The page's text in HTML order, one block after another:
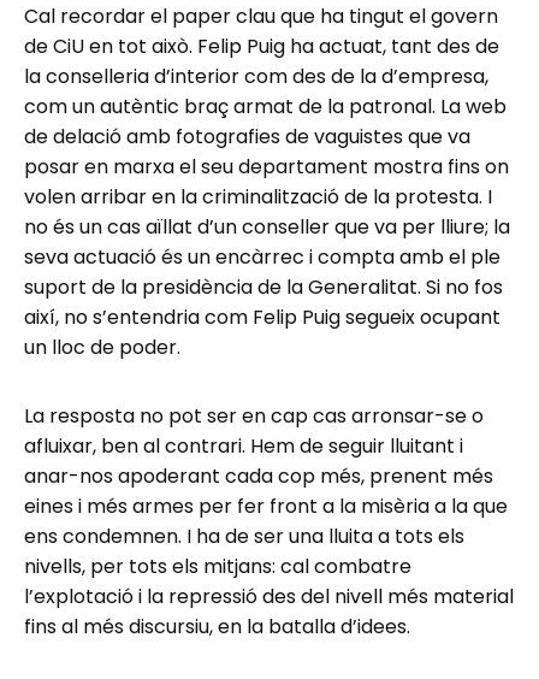
Cal recordar el paper clau que ha tingut el govern
de CiU en tot això. Felip Puig ha actuat, tant des de
la conselleria d’interior com des de la d’empresa,
com un autèntic braç armat de la patronal. La web
de delació amb fotografies de vaguistes que va
posar en marxa el seu departament mostra fins on
volen arribar en la criminalització de la protesta. I
no és un cas aïllat d’un conseller que va per lliure; la
seva actuació és un encàrrec i compta amb el ple
suport de la presidència de la Generalitat. Si no fos
així, no s’entendria com Felip Puig segueix ocupant
un lloc de poder.
La resposta no pot ser en cap cas arronsar-se o
afluixar, ben al contrari. Hem de seguir lluitant i
anar-nos apoderant cada cop més, prenent més
eines i més armes per fer front a la misèria a la que
ens condemnen. I ha de ser una lluita a tots els
nivells, per tots els mitjans: cal combatre
l’explotació i la repressió des del nivell més material
fins al més discursiu, en la batalla d’idees.